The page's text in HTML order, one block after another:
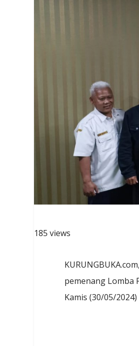
185 views
pemenang Lomba
Kamis (30/05/